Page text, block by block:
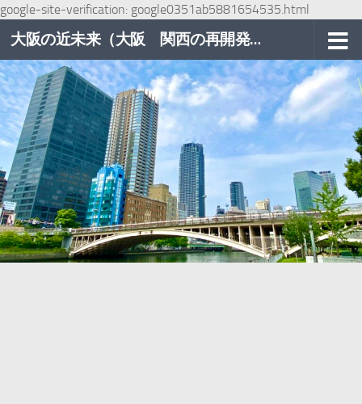
google-site-verification: google0351ab5881654535.html
コンテンツへスキップ
大阪の近未来（大阪 関西の再開発巡り）